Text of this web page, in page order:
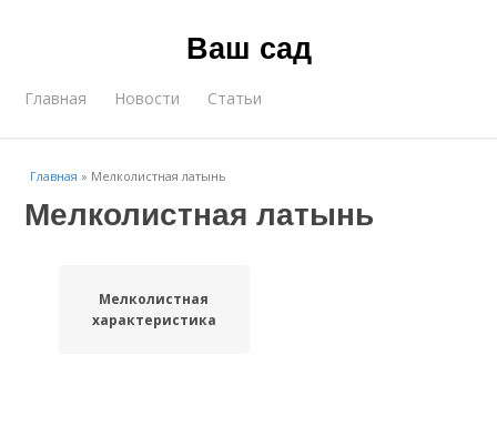
Ваш сад
Главная Новости Статьи
Главная » Мелколистная латынь
Мелколистная латынь
Мелколистная
характеристика